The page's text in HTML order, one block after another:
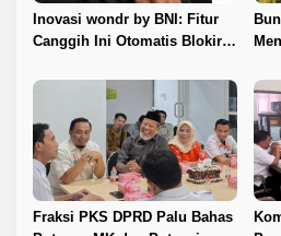
Inovasi wondr by BNI: Fitur
Canggih Ini Otomatis Blokir
Telepon
Fraksi PKS DPRD Palu Bahas